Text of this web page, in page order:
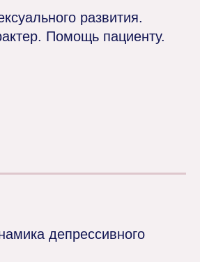
развития.
Помощь пациенту.
депрессивного